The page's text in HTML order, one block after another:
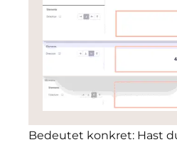
Bedeutet konkret: Hast